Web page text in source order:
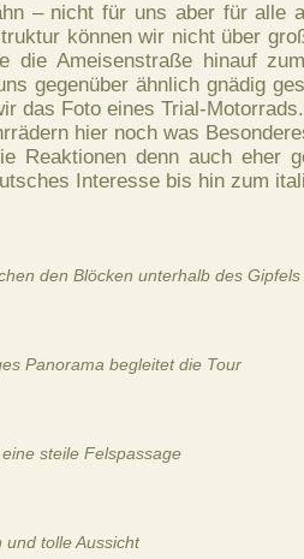
– nicht für uns aber für alle
können wir nicht über
die Ameisenstraße hinauf
gegenüber ähnlich gnädig
das Foto eines Trial-
hier noch was
Reaktionen denn auch eher
Interesse bis hin zum
den Blöcken unterhalb des Gipfels
Panorama begleitet die Tour
steile Felspassage
und tolle Aussicht